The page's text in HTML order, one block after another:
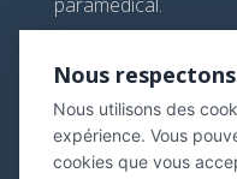
librairie@vg-
Nous
Nous utilisons des
expérience. Vous
cookies que vous